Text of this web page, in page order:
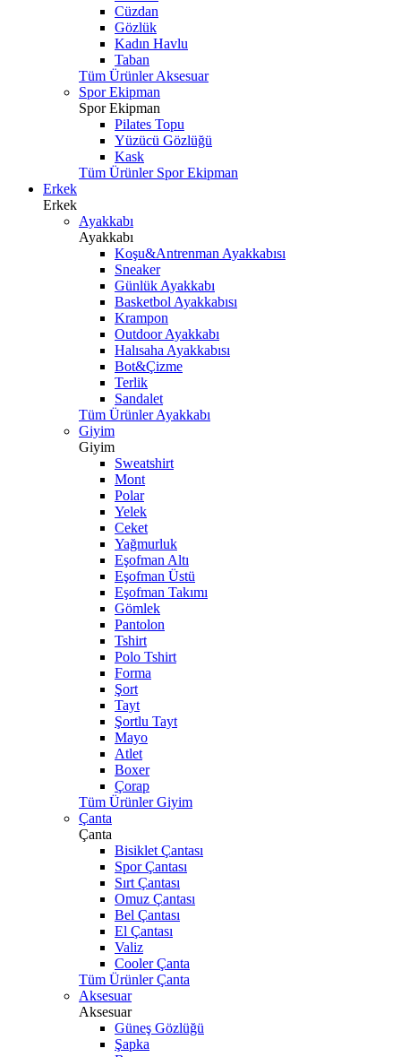
Cüzdan
Gözlük
Kadın Havlu
Taban
Tüm Ürünler Aksesuar
Spor Ekipman
Spor Ekipman
Pilates Topu
Yüzücü Gözlüğü
Kask
Tüm Ürünler Spor Ekipman
Erkek
Erkek
Ayakkabı
Ayakkabı
Koşu&Antrenman Ayakkabısı
Sneaker
Günlük Ayakkabı
Basketbol Ayakkabısı
Krampon
Outdoor Ayakkabı
Halısaha Ayakkabısı
Bot&Çizme
Terlik
Sandalet
Tüm Ürünler Ayakkabı
Giyim
Giyim
Sweatshirt
Mont
Polar
Yelek
Ceket
Yağmurluk
Eşofman Altı
Eşofman Üstü
Eşofman Takımı
Gömlek
Pantolon
Tshirt
Polo Tshirt
Forma
Şort
Tayt
Şortlu Tayt
Mayo
Atlet
Boxer
Çorap
Tüm Ürünler Giyim
Çanta
Çanta
Bisiklet Çantası
Spor Çantası
Sırt Çantası
Omuz Çantası
Bel Çantası
El Çantası
Valiz
Cooler Çanta
Tüm Ürünler Çanta
Aksesuar
Aksesuar
Güneş Gözlüğü
Şapka